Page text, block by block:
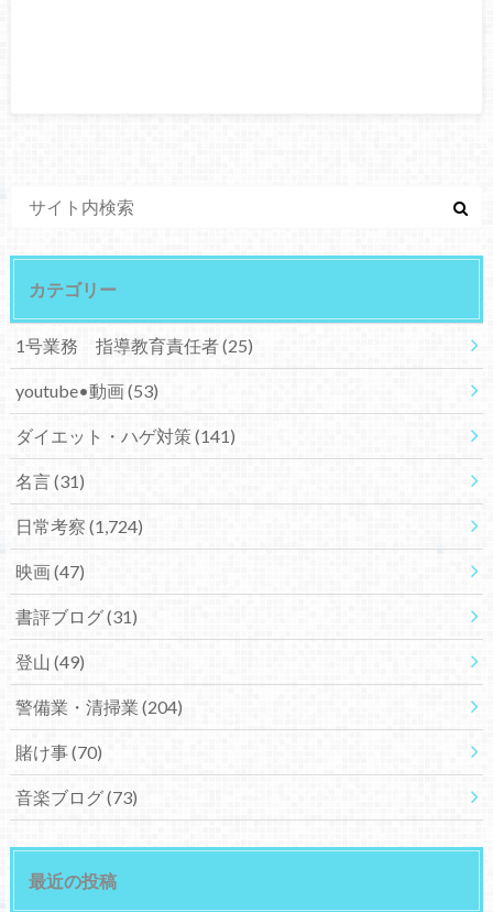
カテゴリー
1号業務 指導教育責任者(25)
youtube•動画(53)
ダイエット・ハゲ対策(141)
名言(31)
日常考察 (1,724)
映画(47)
書評ブログ(31)
登山 (49)
警備業・清掃業 (204)
賭け事(70)
音楽ブログ(73)
最近の投稿